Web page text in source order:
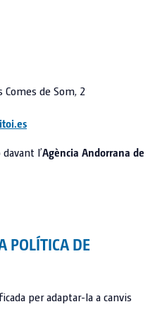
Comes de Som, 2
l’Agència Andorrana de
POLÍTICA DE
per adaptar-la a canvis